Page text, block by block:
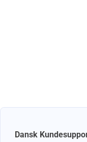
Dansk